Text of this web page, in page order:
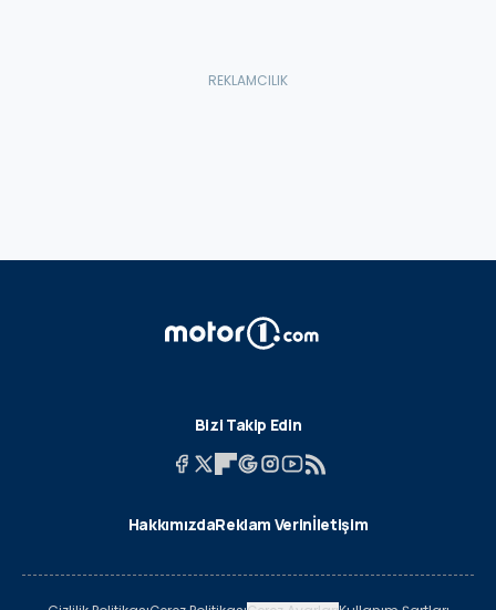
Bizi Takip Edin
HakkımızdaReklam Verinİletişim